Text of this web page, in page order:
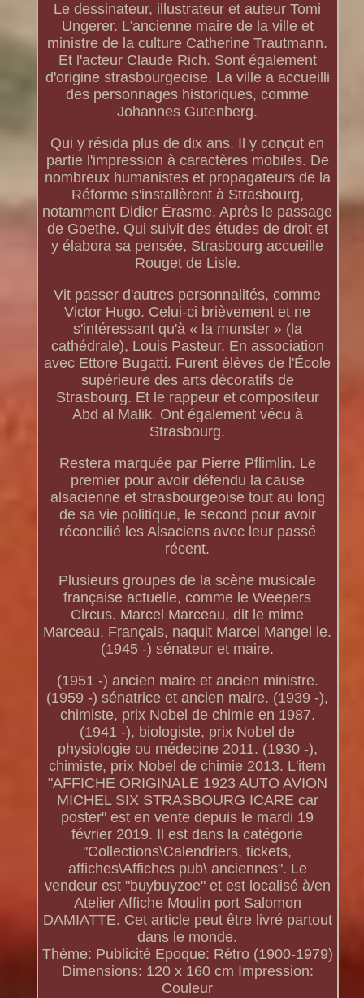
Le dessinateur, illustrateur et auteur Tomi
Ungerer. L'ancienne maire de la ville et
ministre de la culture Catherine Trautmann.
Et l'acteur Claude Rich. Sont également
d'origine strasbourgeoise. La ville a accueilli
des personnages historiques, comme
Johannes Gutenberg.
Qui y résida plus de dix ans. Il y conçut en
partie l'impression à caractères mobiles. De
nombreux humanistes et propagateurs de la
Réforme s'installèrent à Strasbourg,
notamment Didier Érasme. Après le passage
de Goethe. Qui suivit des études de droit et
y élabora sa pensée, Strasbourg accueille
Rouget de Lisle.
Vit passer d'autres personnalités, comme
Victor Hugo. Celui-ci brièvement et ne
s'intéressant qu'à « la munster » (la
cathédrale), Louis Pasteur. En association
avec Ettore Bugatti. Furent élèves de l'École
supérieure des arts décoratifs de
Strasbourg. Et le rappeur et compositeur
Abd al Malik. Ont également vécu à
Strasbourg.
Restera marquée par Pierre Pflimlin. Le
premier pour avoir défendu la cause
alsacienne et strasbourgeoise tout au long
de sa vie politique, le second pour avoir
réconcilié les Alsaciens avec leur passé
récent.
Plusieurs groupes de la scène musicale
française actuelle, comme le Weepers
Circus. Marcel Marceau, dit le mime
Marceau. Français, naquit Marcel Mangel le.
(1945 -) sénateur et maire.
(1951 -) ancien maire et ancien ministre.
(1959 -) sénatrice et ancien maire. (1939 -),
chimiste, prix Nobel de chimie en 1987.
(1941 -), biologiste, prix Nobel de
physiologie ou médecine 2011. (1930 -),
chimiste, prix Nobel de chimie 2013. L'item
"AFFICHE ORIGINALE 1923 AUTO AVION
MICHEL SIX STRASBOURG ICARE car
poster" est en vente depuis le mardi 19
février 2019. Il est dans la catégorie
"Collections\Calendriers, tickets,
affiches\Affiches pub\ anciennes". Le
vendeur est "buybuyzoe" et est localisé à/en
Atelier Affiche Moulin port Salomon
DAMIATTE. Cet article peut être livré partout
dans le monde.
Thème: Publicité Epoque: Rétro (1900-1979)
Dimensions: 120 x 160 cm Impression:
Couleur